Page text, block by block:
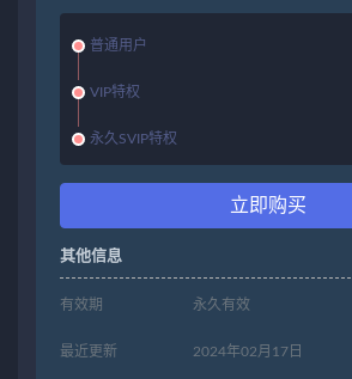
普通用户
VIP特权
永久SVIP特权
立即购买
其他信息
有效期 永久有效
最近更新 2024年02月17日